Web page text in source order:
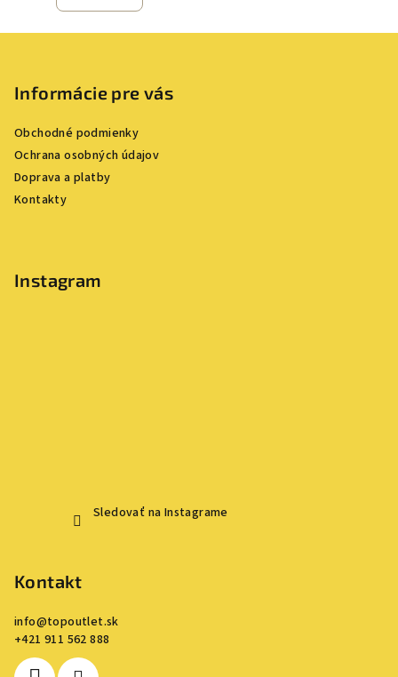
Informácie pre vás
Obchodné podmienky
Ochrana osobných údajov
Doprava a platby
Kontakty
Instagram
Sledovať na Instagrame
Kontakt
info@topoutlet.sk
+421 911 562 888